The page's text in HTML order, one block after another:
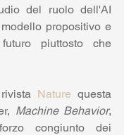
del ruolo dell'AI
propositivo e
piuttosto che
Nature questa
Machine Behavior,
congiunto dei